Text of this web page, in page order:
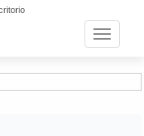
Toggle